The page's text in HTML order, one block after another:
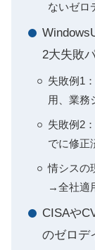
ないゼロ
2大失敗
失敗例1
用、業務
失敗例2
でに修正
情シスの
→全社適
CISAや
のゼロデ